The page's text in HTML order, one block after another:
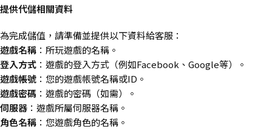
提供代儲相關資料
為完成儲值，請準備並提供以下資料給客服：
遊戲名稱 ：所玩遊戲的名稱。
登入方式 ：遊戲的登入方式（例如Facebook、Google等）。
遊戲帳號 ：您的遊戲帳號名稱或ID。
遊戲密碼 ：遊戲的密碼（如需）。
伺服器 ：遊戲所屬伺服器名稱。
角色名稱 ：您遊戲角色的名稱。